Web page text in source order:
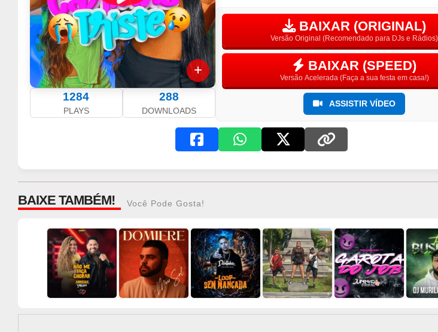
1284
PLAYS
288
DOWNLOADS
BAIXAR (ORIGINAL)
Versão Original (Recomendado para DJs e Rádios)
BAIXAR (SPEED)
Versão Acelerada (Faça a sua festa em casa!)
ASSISTIR VÍDEO
BAIXE TAMBÉM! Você Pode Gosta!